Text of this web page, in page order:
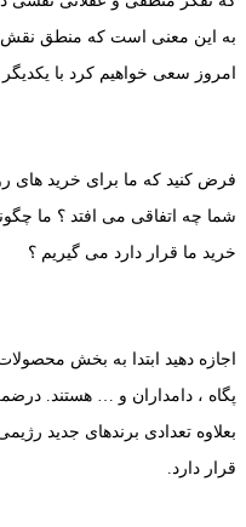
به این معنی است که منطق نقش
امروز سعی خواهیم کرد با
فرض کنید که ما برای خرید های
شما چه اتفاقی می افتد ؟ ما
خرید ما قرار دارد می گیریم ؟
اجازه دهید ابتدا به بخش
پگاه ، دامداران و … هستند.
بعلاوه تعدادی برندهای جدید
قرار دارد.